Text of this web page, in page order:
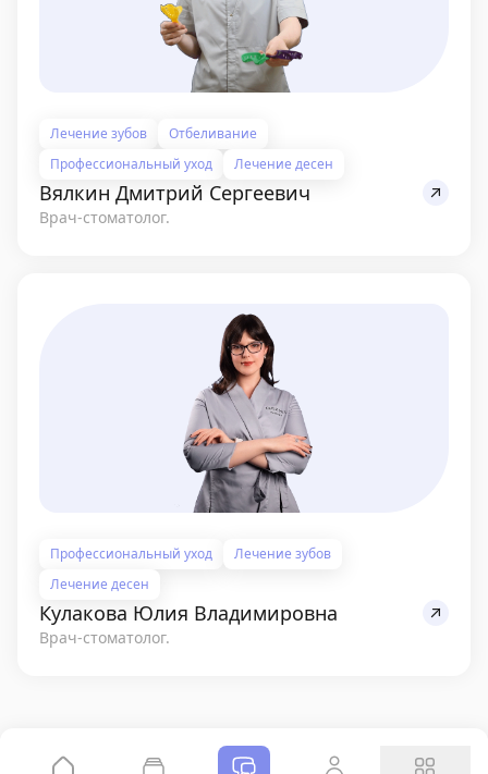
Лечение зубов
Отбеливание
Профессиональный уход
Лечение десен
Вялкин Дмитрий Сергеевич
Врач-стоматолог.
Профессиональный уход
Лечение зубов
Лечение десен
Кулакова Юлия Владимировна
Врач-стоматолог.